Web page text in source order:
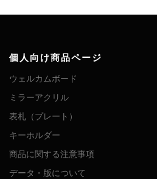
個人向け商品ページ
ウェルカムボード
ミラーアクリル
表札（プレート）
キーホルダー
商品に関する注意事項
データ・版について